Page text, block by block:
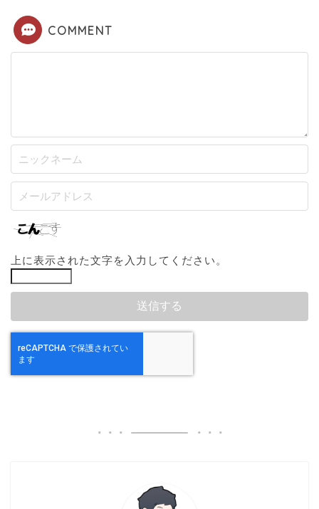
COMMENT
上に表示された文字を入力してください。